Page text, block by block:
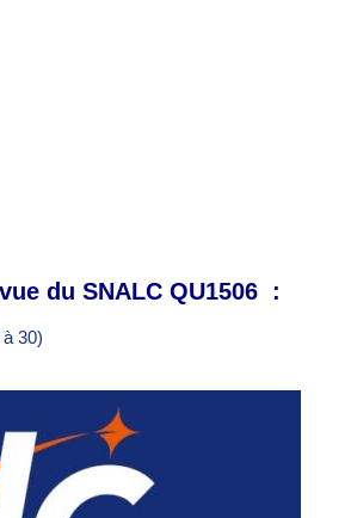
du SNALC QU1506 :
30)